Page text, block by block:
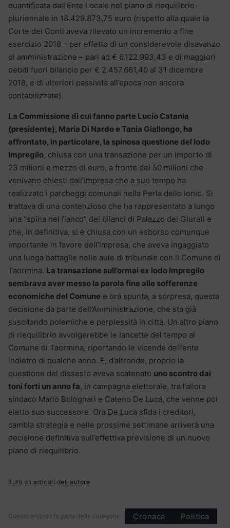
quantificata dall’Ente Locale nel piano di riequilibrio
pluriennale in 18.429.873,75 euro (rispetto alla quale la
Corte dei Conti aveva rilevato un incremento a fine
esercizio 2018 – per effetto di un considerevole disavanzo
di amministrazione – pari ad € 6.122.993,43 e di maggiori
debiti fuori bilancio per € 2.457.661,40 al 31 dicembre
2018, e di ulteriori passività all’epoca non ancora
contabilizzate).
La Commissione di cui fanno parte Lucio Catania
(presidente), Maria Di Nardo e Tania Giallongo, ha
affrontato, in particolare, la spinosa questione del lodo
Impregilo, chiusa con una transazione per un importo di
23 milioni e mezzo di euro, a fronte dei 50 milioni che
venivano chiesti dall’impresa che a suo tempo ha
realizzato i parcheggi comunali nella Perla dello Ionio. Si
trattava di una contenzioso che ha rappresentato a lungo
una “spina nel fianco” dei bilanci di Palazzo dei Giurati e
che, in definitiva, si è chiusa con un esborso comunque
importante in favore dell’impresa, che aveva ingaggiato
una lunga battaglie nelle aule di tribunale con il Comune di
Taormina. La transazione sull’ormai ex lodo Impregilo
sembrava aver messo la parola fine alle sofferenze
economiche del Comune e ora spunta, a sorpresa, questa
decisione da parte dell’Amministrazione, che sta già
suscitando polemiche e perplessità in città. Un altro piano
di riequilibrio avvolgerebbe le lancette del tempo al
Comune di Taormina, riportando le vicende dell’ente
indietro di qualche anno. E, d’altronde, proprio la
questione del dissesto aveva scatenato uno scontro dai
toni forti un anno fa, in campagna elettorale, tra l’allora
sindaco Mario Bolognari e Cateno De Luca, che venne poi
eletto suo successore. Ora De Luca sfida i creditori,
cambia strategia e nelle prossime settimane arriverà una
decisione definitiva sull’effettiva previsione di un nuovo
piano di riequilibrio.
Tutti gli articoli dell'autore
Questo articolo fa parte delle categorie: Cronaca Politica